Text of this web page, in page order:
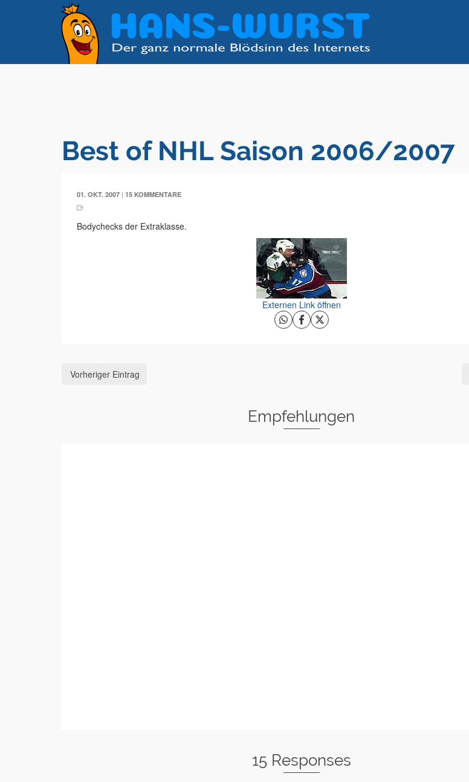
Best of NHL Saison 2006/2007
01. OKT. 2007 | 15 KOMMENTARE
Bodychecks der Extraklasse.
Externen Link öffnen
Vorheriger Eintrag
Empfehlungen
15 Responses